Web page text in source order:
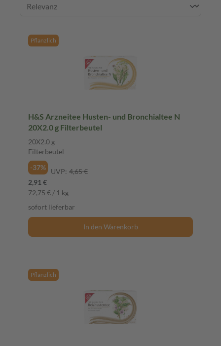
Pflanzlich
H&S Arzneitee Husten- und Bronchialtee N
20X2.0 g Filterbeutel
20X2.0 g
Filterbeutel
-37%
UVP: 4,65 €
2,91 €
72,75 € / 1 kg
sofort lieferbar
In den Warenkorb
Pflanzlich